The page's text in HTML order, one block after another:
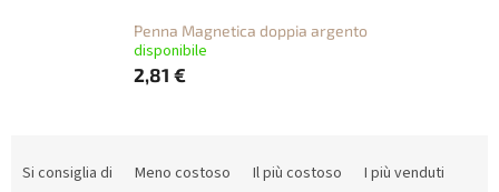
Penna Magnetica doppia argento
disponibile
2,81 €
Si consiglia di Meno costoso Il più costoso
I più venduti